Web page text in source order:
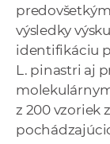
výsledky
identifikáciu
L. pinastri aj
z 200 vzoriek